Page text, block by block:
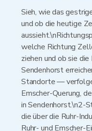
Sieh, wie das
und ob die heutige
welche Richtung
ziehen und ob sie
Sendenhorst
Standorte —
Emscher-Querung,
in Sendenhorst.\n2-
die über die Ruhr-
Ruhr- und Emscher-